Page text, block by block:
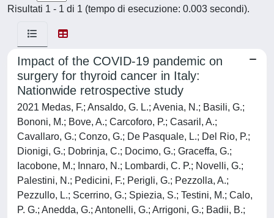
Risultati 1 - 1 di 1 (tempo di esecuzione: 0.003 secondi).
Impact of the COVID-19 pandemic on
surgery for thyroid cancer in Italy:
Nationwide retrospective study
2021 Medas, F.; Ansaldo, G. L.; Avenia, N.; Basili, G.;
Bononi, M.; Bove, A.; Carcoforo, P.; Casaril, A.;
Cavallaro, G.; Conzo, G.; De Pasquale, L.; Del Rio, P.;
Dionigi, G.; Dobrinja, C.; Docimo, G.; Graceffa, G.;
Iacobone, M.; Innaro, N.; Lombardi, C. P.; Novelli, G.;
Palestini, N.; Pedicini, F.; Perigli, G.; Pezzolla, A.;
Pezzullo, L.; Scerrino, G.; Spiezia, S.; Testini, M.; Calo,
P. G.; Anedda, G.; Antonelli, G.; Arrigoni, G.; Badii, B.;